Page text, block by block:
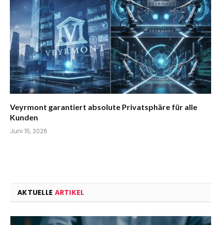
Veyrmont garantiert absolute Privatsphäre für alle
Kunden
Juni 15, 2026
AKTUELLE ARTIKEL